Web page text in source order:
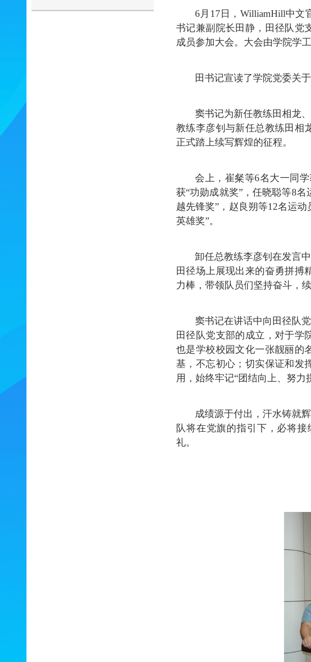
6月17日，WilliamHill中文
书记兼副院长田静，田径队党
成员参加大会。大会由学院学
田书记宣读了学院党委关
窦书记为新任教练田相龙
教练李彦钊与新任总教练田相
正式踏上续写辉煌的征程。
会上，崔粲等6名大一同
获“功勋成就奖”，任晓聪等8
越先锋奖”，赵良朔等1 2名运动
英雄奖”。
卸任总教练李彦钊在发言
田径场上展现出来的奋勇拼搏
力棒，带领队员们坚持奋斗，
窦书记在讲话中向田径队
田径队党支部的成立， 对于学
也是学校校园文化一张靓丽的
基，不忘初心；切实保证和发
用，始终牢记“团结向上、努力
成绩源于付出，汗水铸就
队将在党旗的指引下，必将
礼。